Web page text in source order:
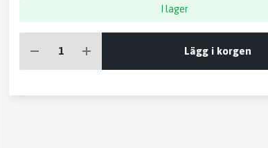
I lager
Lägg i korgen